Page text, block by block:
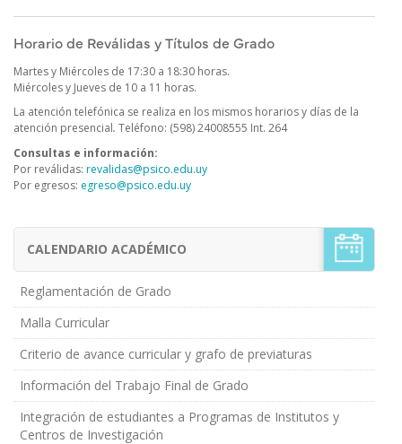
Horario de Reválidas y Títulos de Grado
Martes y Miércoles de 17:30 a 18:30 horas.
Miércoles y Jueves de 10 a 11 horas.
La atención telefónica se realiza en los mismos horarios y días de la
atención presencial. Teléfono: (598) 24008555 Int. 264
Consultas e información:
Por reválidas: revalidas@psico.edu.uy
Por egresos: egreso@psico.edu.uy
Menú
Estudiantes
de
Grado
CALENDARIO ACADÉMICO
Reglamentación de Grado
Malla Curricular
Criterio de avance curricular y grafo de previaturas
Información del Trabajo Final de Grado
Integración de estudiantes a Programas de Institutos y
Centros de Investigación